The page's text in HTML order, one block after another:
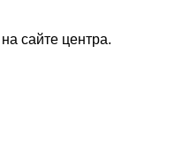
сайте центра.